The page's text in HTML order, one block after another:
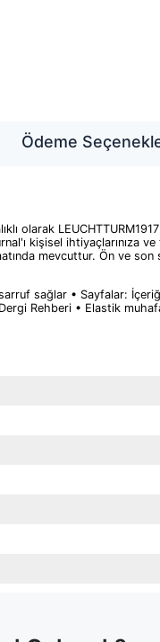
Ödeme
olarak
kişisel ihtiyaçlarınıza
mevcuttur. Ön ve
sağlar • Sayfalar:
Rehberi • Elastik